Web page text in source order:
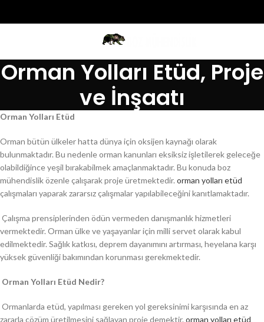
Orman Yolları Etüd, Proje
ve İnşaatı
Orman Yolları Etüd
Orman bütün ülkeler hatta dünya için oksijen kaynağı olarak
bulunmaktadır. Bu nedenle orman kanunları eksiksiz işletilerek geleceğe
olabildiğince yeşil bırakabilmek amaçlanmaktadır. Bu konuda boz
mühendislik özenle çalışarak proje üretmektedir. orman yolları etüd
çalışmaları yaparak zararsız çalışmalar yapılabileceğini kanıtlamaktadır.
Çalışma prensiplerinden ödün vermeden danışmanlık hizmetleri
vermektedir. Orman ülke ve yaşayanlar için milli servet olarak kabul
edilmektedir. Sağlık katkısı, deprem dayanımını artırması, heyelana karşı
yüksek güvenliği bakımından korunması gerekmektedir.
Orman Yolları Etüd Nedir?
Ormanlarda etüd, yapılması gereken yol gereksinimi karşısında en az
zararla çözüm üretilmesini sağlayan proje demektir. orman yolları etüd